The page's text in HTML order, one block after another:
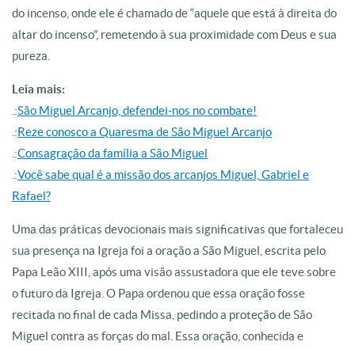
do incenso, onde ele é chamado de “aquele que está à direita do
altar do incenso”, remetendo à sua proximidade com Deus e sua
pureza.
Leia mais:
.:São Miguel Arcanjo, defendei-nos no combate!
.: Reze conosco a Quaresma de São Miguel Arcanjo
.:Consagração da família a São Miguel
.:Você sabe qual é a missão dos arcanjos Miguel, Gabriel e
Rafael?
Uma das práticas devocionais mais significativas que fortaleceu
sua presença na Igreja foi a oração a São Miguel, escrita pelo
Papa Leão XIII, após uma visão assustadora que ele teve sobre
o futuro da Igreja. O Papa ordenou que essa oração fosse
recitada no final de cada Missa, pedindo a proteção de São
Miguel contra as forças do mal. Essa oração, conhecida e